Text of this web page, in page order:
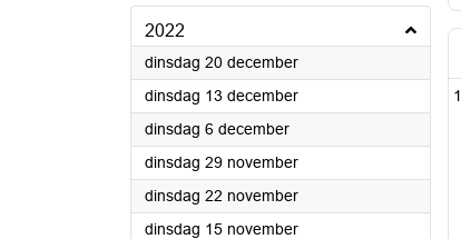
2022
dinsdag 20 december2022
dinsdag 13 december2022
dinsdag 6 december2022
dinsdag 29 november2022
dinsdag 22 november2022
dinsdag 15 november2022